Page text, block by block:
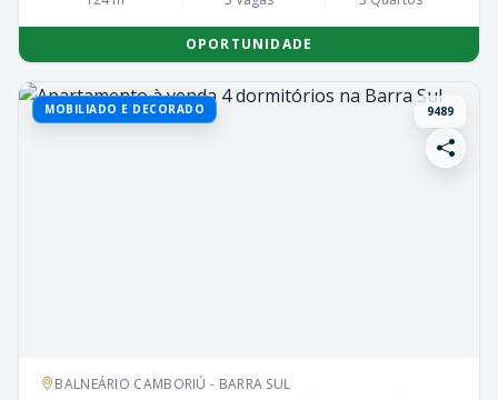
OPORTUNIDADE
MOBILIADO E DECORADO 9489
BALNEÁRIO CAMBORIÚ - BARRA SUL